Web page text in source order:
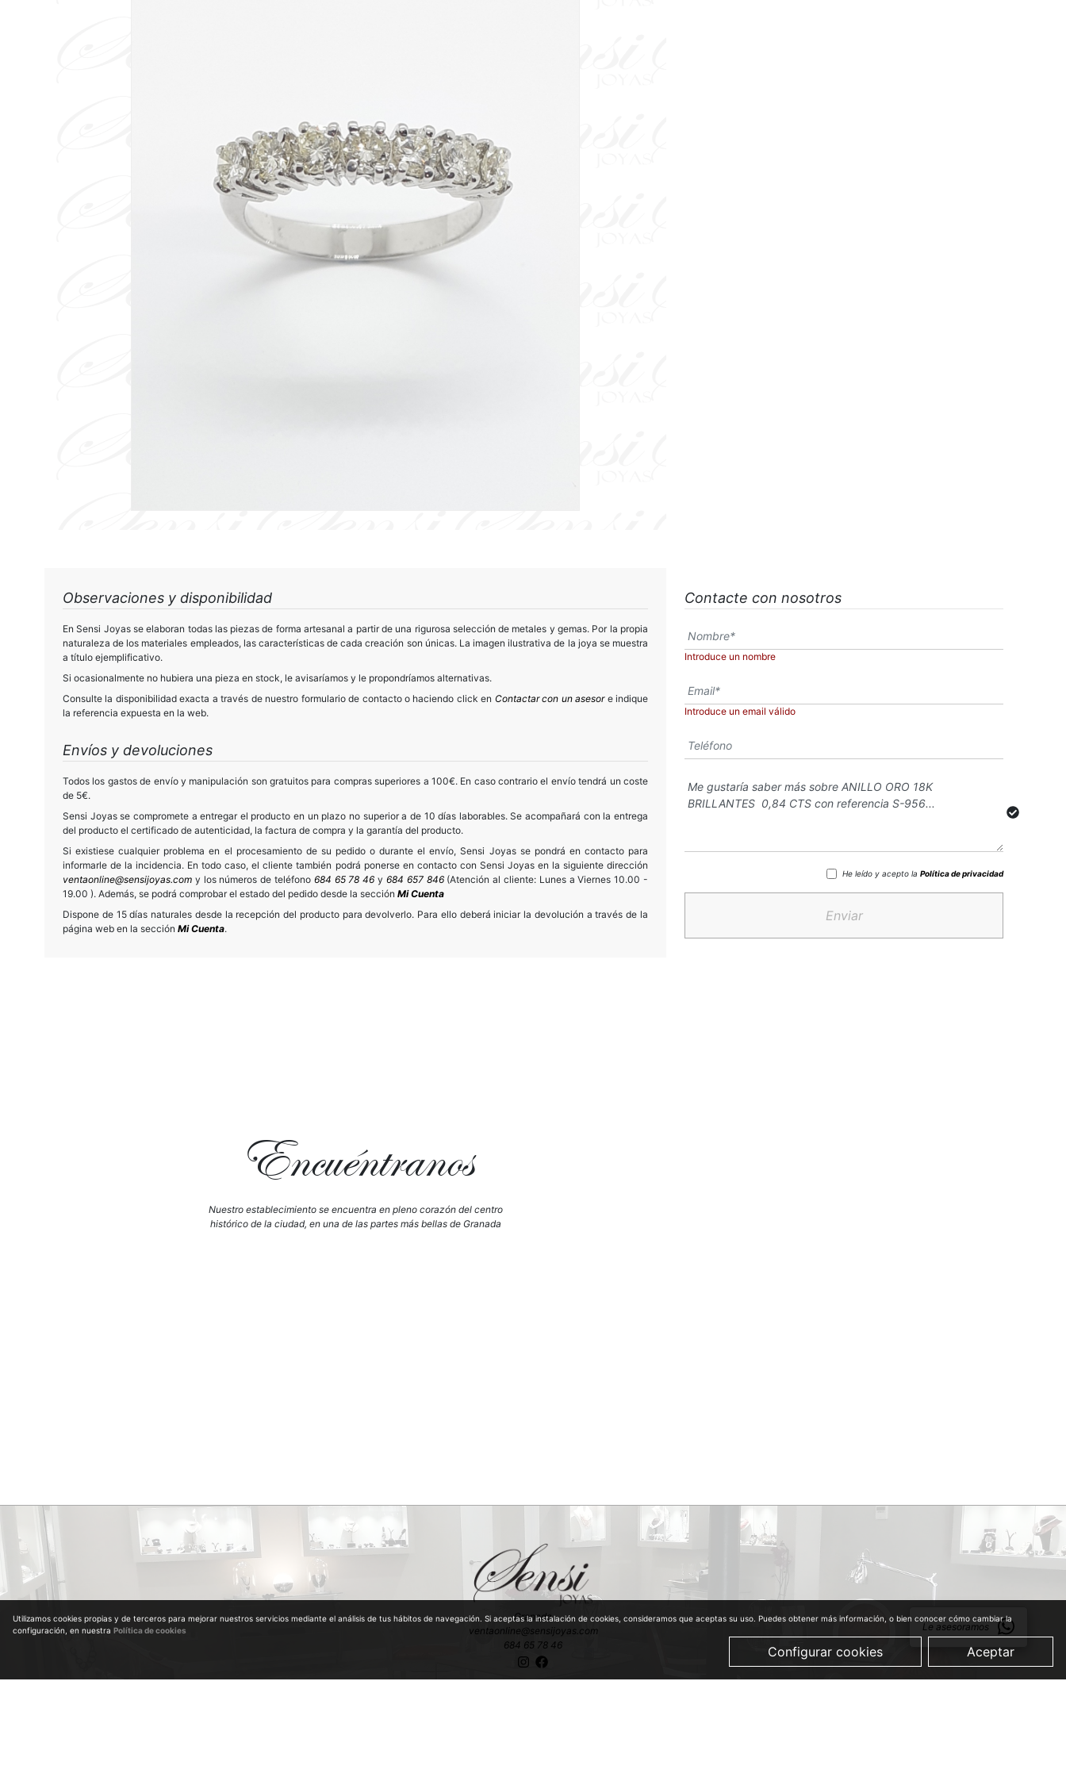
Observaciones y disponibilidad
En Sensi Joyas se elaboran todas las piezas de forma artesanal a partir de una rigurosa selección de metales y gemas. Por la propia
naturaleza de los materiales empleados, las características de cada creación son únicas. La imagen ilustrativa de la joya se muestra
a título ejemplificativo.
Si ocasionalmente no hubiera una pieza en stock, le avisaríamos y le propondríamos alternativas.
Consulte la disponibilidad exacta a través de nuestro formulario de contacto o haciendo click en Contactar con un asesor e indique
la referencia expuesta en la web.
Envíos y devoluciones
Todos los gastos de envío y manipulación son gratuitos para compras superiores a 100€. En caso contrario el envío tendrá un coste
de 5€.
Sensi Joyas se compromete a entregar el producto en un plazo no superior a de 10 días laborables. Se acompañará con la entrega
del producto el certificado de autenticidad, la factura de compra y la garantía del producto.
Si existiese cualquier problema en el procesamiento de su pedido o durante el envío, Sensi Joyas se pondrá en contacto para
informarle de la incidencia. En todo caso, el cliente también podrá ponerse en contacto con Sensi Joyas en la siguiente dirección
ventaonline@sensijoyas.com y los números de teléfono 684 65 78 46 y 684 657 846(Atención al cliente: Lunes a Viernes 10.00 -
19.00 ). Además, se podrá comprobar el estado del pedido desde la sección Mi Cuenta
Dispone de 15 días naturales desde la recepción del producto para devolverlo. Para ello deberá iniciar la devolución a través de la
página web en la sección Mi Cuenta.
Contacte con nosotros
Introduce un nombre
Introduce un email válido
He leído y acepto la Política de privacidad
Enviar
Encuéntranos
Nuestro establecimiento se encuentra en pleno corazón del centro
histórico de la ciudad, en una de las partes más bellas de Granada
Granada
ventaonline@sensijoyas.com
684 65 78 46
Utilizamos cookies propias y de terceros para mejorar nuestros servicios mediante el análisis de tus hábitos de navegación. Si aceptas la instalación de cookies, consideramos que aceptas su uso. Puedes obtener más información, o bien conocer cómo cambiar la
configuración, en nuestra Política de cookies
Configurar cookies Aceptar
Le asesoramos